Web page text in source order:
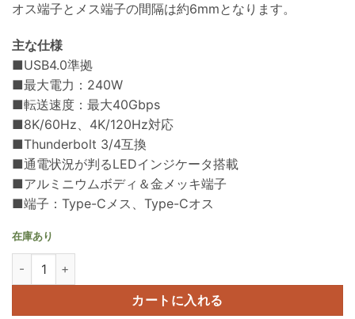
オス端子とメス端子の間隔は約6mmとなります。
主な仕様
■USB4.0準拠
■最大電力：240W
■転送速度：最大40Gbps
■8K/60Hz、4K/120Hz対応
■Thunderbolt 3/4互換
■通電状況が判るLEDインジケータ搭載
■アルミニウムボディ＆金メッキ端子
■端子：Type-Cメス、Type-Cオス
在庫あり
日本トラストテクノロジー TYPE-C変換コネクター U型 SLIM
カートに入れる